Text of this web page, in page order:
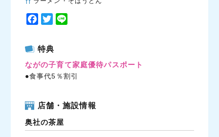
F
e
b
o
k
T
t
t
e
特典
ながの子育て家庭優待パスポート
●食事代5％割引
店舗・施設情報
奥社の茶屋